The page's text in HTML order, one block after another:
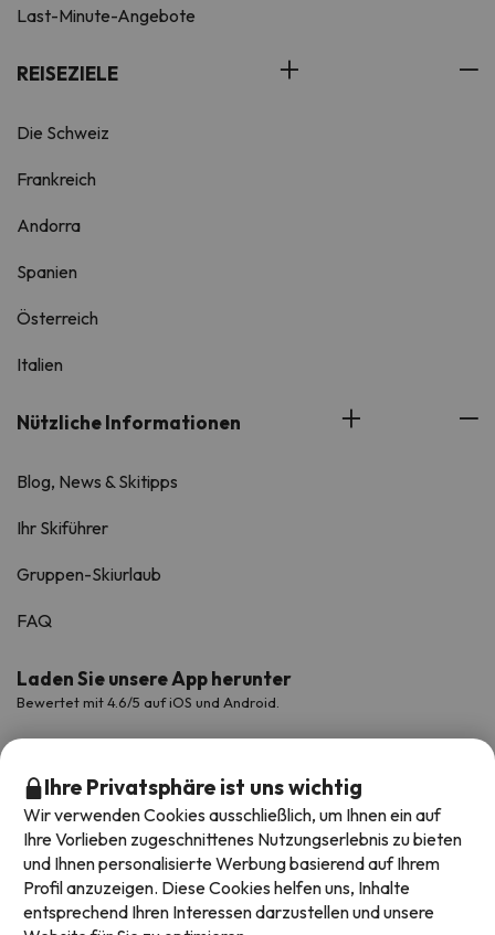
Last-Minute-Angebote
REISEZIELE
Die Schweiz
Frankreich
Andorra
Spanien
Österreich
Italien
Nützliche Informationen
Blog, News & Skitipps
Ihr Skiführer
Gruppen-Skiurlaub
FAQ
Laden Sie unsere App herunter
Bewertet mit 4.6/5 auf iOS und Android.
Ihre Privatsphäre ist uns wichtig
Wir verwenden Cookies ausschließlich, um Ihnen ein auf
Ihre Vorlieben zugeschnittenes Nutzungserlebnis zu bieten
und Ihnen personalisierte Werbung basierend auf Ihrem
Profil anzuzeigen. Diese Cookies helfen uns, Inhalte
entsprechend Ihren Interessen darzustellen und unsere